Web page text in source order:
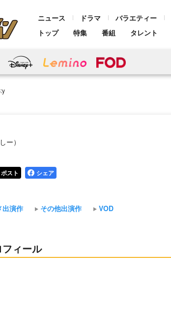
ニュース ドラマ バラエティー
トップ
特集 番組 タレント
ー）
ポスト シェア
出演作 その他出演作 VOD
ィール